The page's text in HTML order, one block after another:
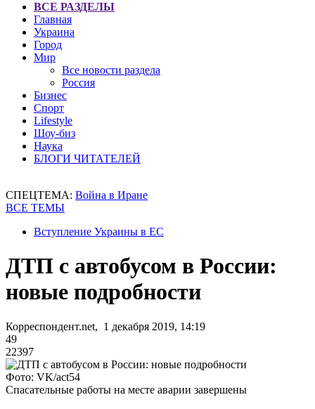
ВСЕ РАЗДЕЛЫ
Главная
Украина
Город
Мир
Все новости раздела
Россия
Бизнес
Спорт
Lifestyle
Шоу-биз
Наука
БЛОГИ ЧИТАТЕЛЕЙ
СПЕЦТЕМА: Война в Иране
ВСЕ ТЕМЫ
Вступление Украины в ЕС
ДТП с автобусом в России:
новые подробности
Корреспондент.net, 1 декабря 2019, 14:19
49
22397
Фото: VK/act54
Спасательные работы на месте аварии завершены